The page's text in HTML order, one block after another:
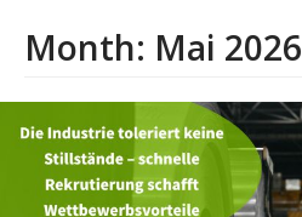
Month: Mai 2026